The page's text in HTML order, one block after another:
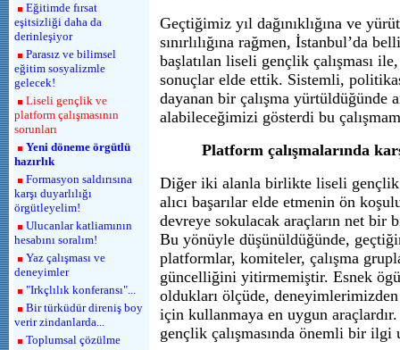
Eğitimde fırsat
eşitsizliği daha da
derinleşiyor
Parasız ve bilimsel
eğitim sosyalizmle
gelecek!
Liseli gençlik ve
platform çalışmasının
sorunları
Yeni döneme örgütlü
hazırlık
Formasyon saldırısına
karşı duyarlılığı
örgütleyelim!
Ulucanlar katliamının
hesabını soralım!
Yaz çalışması ve
deneyimler
"Irkçlılık konferansı"...
Bir türküdür direniş boy
verir zindanlarda...
Toplumsal çözülme
Geçtiğimiz yıl dağınıklığına ve
sınırlılığına rağmen, İstanbul’da
başlatılan liseli gençlik çalışması
sonuçlar elde ettik. Sistemli,
dayanan bir çalışma yürtüldüğünde
alabileceğimizi gösterdi bu
Platform çalışmalarında
Diğer iki alanla birlikte liseli gençlik
alıcı başarılar elde etmenin ön
devreye sokulacak araçların net bir
Bu yönüyle düşünüldüğünde,
platformlar, komiteler, çalışma
güncelliğini yitirmemiştir. Esnek
oldukları ölçüde,
için kullanmaya en uygun
gençlik çalışmasında önemli bir ilgi